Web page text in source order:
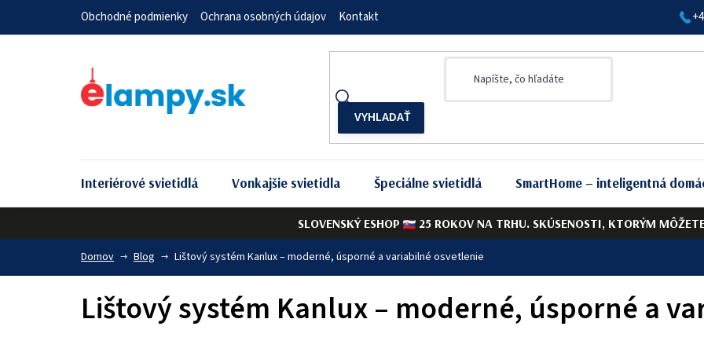
SLOVENSKÝ ESHOP 25 ROKOV NA TRHU. SKÚSENOSTI, KTORÝM
Obchodné podmienky Ochrana osobných údajov Kontakt
Interiérové svietidlá Vonkajšie svietidla Špeciálne svietidlá SmartHome – inteligentná
Domov Blog Lištový systém Kanlux – moderné, úsporné a variabilné osvetlenie
Lištový systém Kanlux – moderné, úsporné a